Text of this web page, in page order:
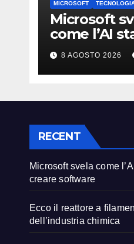
MICROSOFT
Microsoft
come l’AI
riscrivendo
di creare
8 AGOSTO 2026
RECENT
Microsoft svela come
creare software
Ecco il reattore a
dell’industria chimica